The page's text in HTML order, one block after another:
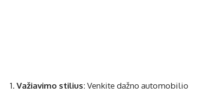
Važiavimo stilius: Venkite dažno automobilio